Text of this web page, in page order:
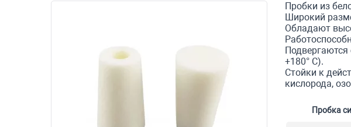
Пробки из
Широкий
Обладают
+180° С).
Стойки к
кислорода,
Пробка